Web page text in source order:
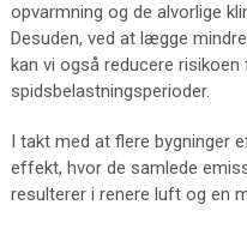
opvarmning og de alvorlige
Desuden, ved at lægge
kan vi også reducere risikoen
spidsbelastningsperioder.
I takt med at flere bygninger
effekt, hvor de samlede
resulterer i renere luft og en